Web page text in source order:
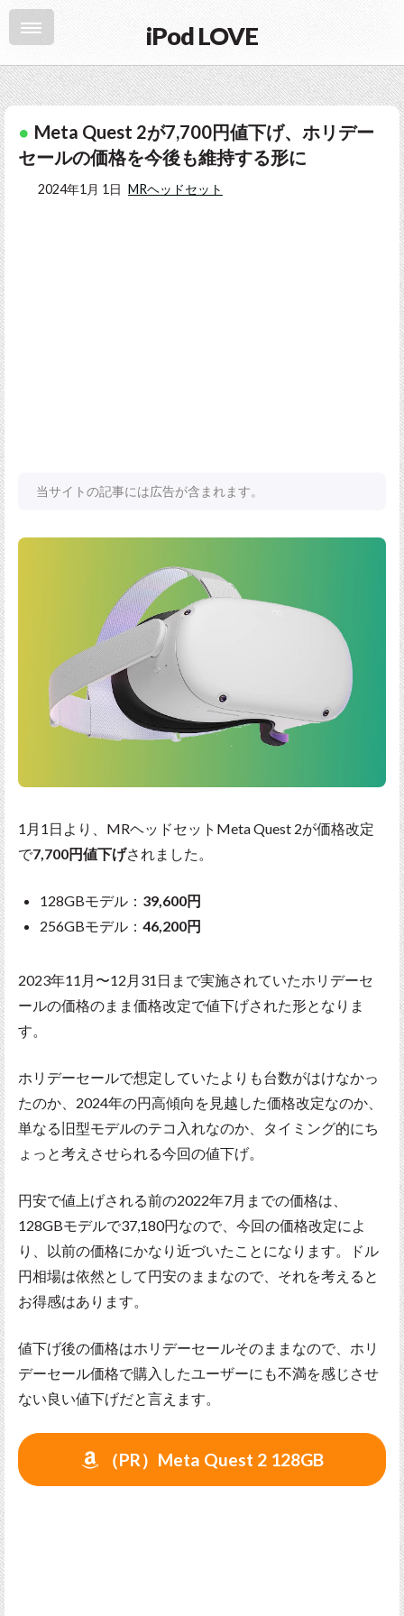
iPod LOVE
Meta Quest 2が7,700円値下げ、ホリデー
セールの価格を今後も維持する形に
2024年1月 1日 MRヘッドセット
当サイトの記事には広告が含まれます。
1月1日より、MRヘッドセットMeta Quest 2が価格改定
で7,700円値下げされました。
128GBモデル： 39,600円
256GBモデル： 46,200円
2023年11月〜12月31日まで実施されていたホリデーセ
ールの価格のまま価格改定で値下げされた形となりま
す。
ホリデーセールで想定していたよりも台数がはけなかっ
たのか、2024年の円高傾向を見越した価格改定なのか、
単なる旧型モデルのテコ入れなのか、タイミング的にち
ょっと考えさせられる今回の値下げ。
円安で値上げされる前の2022年7月までの価格は、
128GBモデルで37,180円なので、今回の価格改定によ
り、以前の価格にかなり近づいたことになります。ドル
円相場は依然として円安のままなので、それを考えると
お得感はあります。
値下げ後の価格はホリデーセールそのままなので、ホリ
デーセール価格で購入したユーザーにも不満を感じさせ
ない良い値下げだと言えます。
（PR）Meta Quest 2 128GB